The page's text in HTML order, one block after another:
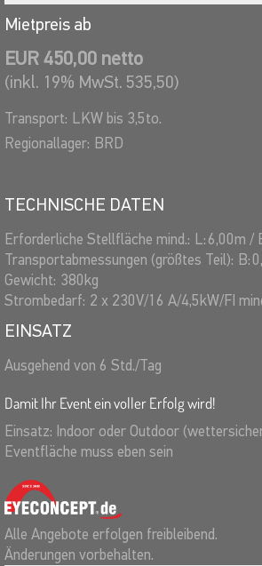
für die gesamte Anlage mit Luftkissen//
und Dauergebläse (siehe oben).
Erforderliche lichte Deckenhöhe:
Voraussetzungen vor Ort:
Die Aktionsfläche/Stellfläche muß gerade,
können Sie gegen geringen Aufpreis gern
Änderungen vorbehalten.
Mietpreis ab
EUR 450,00 netto
(inkl. 19% MwSt. 535,50)
Transport: LKW bis 3,5to.
Regionallager: BRD
TECHNISCHE DATEN
Erforderliche Stellfläche mind.: L:6,00m /
Transportabmessungen (größtes Teil): B:
Gewicht: 380kg
Strombedarf: 2 x 230V/16 A/4,5kW/FI
EINSATZ
Ausgehend von 6 Std./Tag
Damit Ihr Event ein voller Erfolg wird!
Einsatz: Indoor oder Outdoor
Eventfläche muss eben sein
Alle Angebote erfolgen freibleibend.
Änderungen vorbehalten.